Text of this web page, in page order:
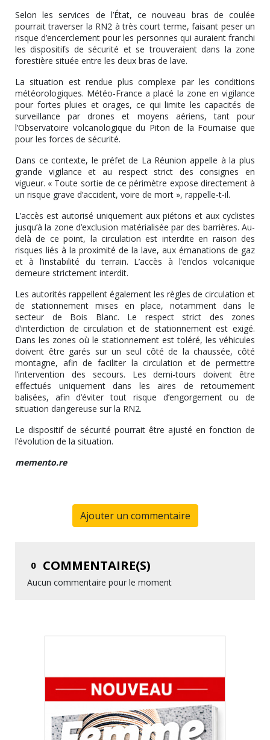
Selon les services de l’État, ce nouveau bras de coulée
pourrait traverser la RN2 à très court terme, faisant peser un
risque d’encerclement pour les personnes qui auraient franchi
les dispositifs de sécurité et se trouveraient dans la zone
forestière située entre les deux bras de lave.
La situation est rendue plus complexe par les conditions
météorologiques. Météo-France a placé la zone en vigilance
pour fortes pluies et orages, ce qui limite les capacités de
surveillance par drones et moyens aériens, tant pour
l’Observatoire volcanologique du Piton de la Fournaise que
pour les forces de sécurité.
Dans ce contexte, le préfet de La Réunion appelle à la plus
grande vigilance et au respect strict des consignes en
vigueur. « Toute sortie de ce périmètre expose directement à
un risque grave d’accident, voire de mort », rappelle-t-il.
L’accès est autorisé uniquement aux piétons et aux cyclistes
jusqu’à la zone d’exclusion matérialisée par des barrières. Au-
delà de ce point, la circulation est interdite en raison des
risques liés à la proximité de la lave, aux émanations de gaz
et à l’instabilité du terrain. L’accès à l’enclos volcanique
demeure strictement interdit.
Les autorités rappellent également les règles de circulation et
de stationnement mises en place, notamment dans le
secteur de Bois Blanc. Le respect strict des zones
d’interdiction de circulation et de stationnement est exigé.
Dans les zones où le stationnement est toléré, les véhicules
doivent être garés sur un seul côté de la chaussée, côté
montagne, afin de faciliter la circulation et de permettre
l’intervention des secours. Les demi-tours doivent être
effectués uniquement dans les aires de retournement
balisées, afin d’éviter tout risque d’engorgement ou de
situation dangereuse sur la RN2.
Le dispositif de sécurité pourrait être ajusté en fonction de
l’évolution de la situation.
memento.re
Ajouter un commentaire
0 COMMENTAIRE(S)
Aucun commentaire pour le moment